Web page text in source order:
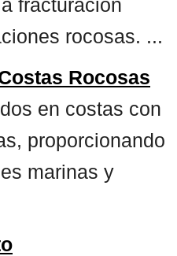
fracturación
rocosas. ...
Rocosas
en costas con
proporcionando
marinas y